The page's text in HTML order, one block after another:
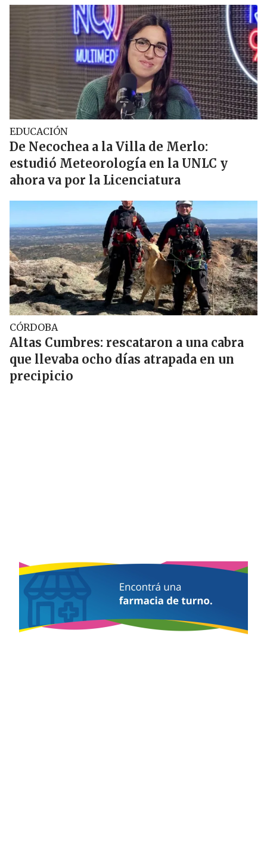
EDUCACIÓN
De Necochea a la Villa de Merlo:
estudió Meteorología en la UNLC y
ahora va por la Licenciatura
CÓRDOBA
Altas Cumbres: rescataron a una cabra
que llevaba ocho días atrapada en un
precipicio